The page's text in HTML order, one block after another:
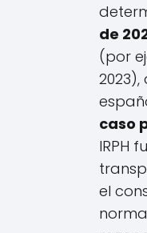
de
(por
caso
IRPH
el